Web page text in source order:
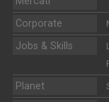
Corporate
Jobs & Skills
Planet